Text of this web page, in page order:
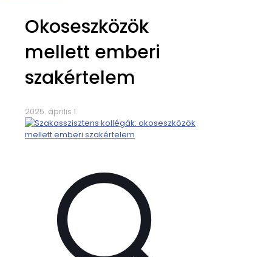
Okoseszközök
mellett emberi
szakértelem
2025. április 1.